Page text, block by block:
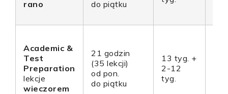
rano
do piątku
Academic &
Test
Preparation
lekcje
wieczorem
21 godzin
(35 lekcji)
od pon.
do piątku
13 tyg. +
2-12
tyg.